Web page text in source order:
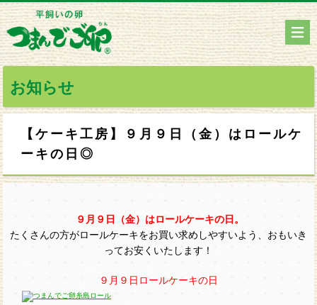
お知らせ
【ケーキ工房】９月９日（金）はロールケ
ーキの日◎
９月９日（金）はロールケーキの日。
たくさんの方がロールケーキをお買い求めしやすいよう、おもいき
ってお安くいたします！
９月９日ロールケーキの日